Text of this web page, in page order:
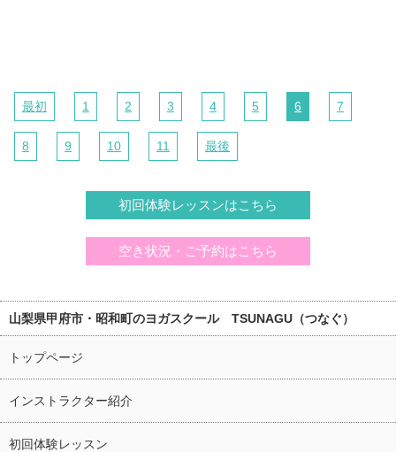
最初 1 2 3 4 5 6 7
8 9 10 11 最後
初回体験レッスンはこちら
空き状況・ご予約はこちら
山梨県甲府市・昭和町のヨガスクール TSUNAGU（つなぐ）
トップページ
インストラクター紹介
初回体験レッスン